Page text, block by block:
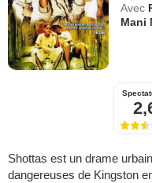
Avec
Mani
Shottas est un drame
dangereuses de Kingston